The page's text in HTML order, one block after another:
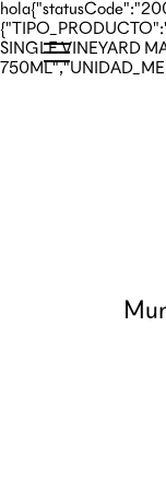
SINGLE VINEYARD